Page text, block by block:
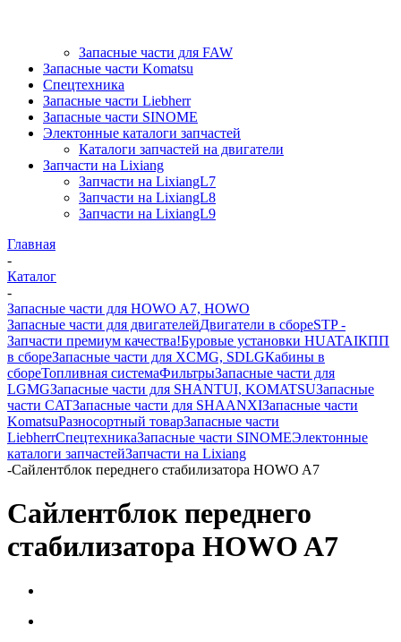
Запасные части для FAW
Запасные части Komatsu
Спецтехника
Запасные части Liebherr
Запасные части SINOME
Электонные каталоги запчастей
Каталоги запчастей на двигатели
Запчасти на Lixiang
Запчасти на LixiangL7
Запчасти на LixiangL8
Запчасти на LixiangL9
Главная
-
Каталог
-
Запасные части для HOWO A7, HOWO
Запасные части для двигателейДвигатели в сбореSTP -
Запчасти премиум качества!Буровые установки HUATAIКПП
в сбореЗапасные части для XCMG, SDLGКабины в
сбореТопливная системаФильтрыЗапасные части для
LGMGЗапасные части для SHANTUI, KOMATSUЗапасные
части CATЗапасные части для SHAANXIЗапасные части
KomatsuРазносортный товарЗапасные части
LiebherrСпецтехникаЗапасные части SINOMEЭлектонные
каталоги запчастейЗапчасти на Lixiang
-Сайлентблок переднего стабилизатора HOWO A7
Сайлентблок переднего
стабилизатора HOWO A7